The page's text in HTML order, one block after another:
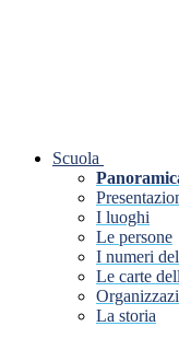
Scuola
I luoghi
Le persone
I numeri
Le carte
La storia